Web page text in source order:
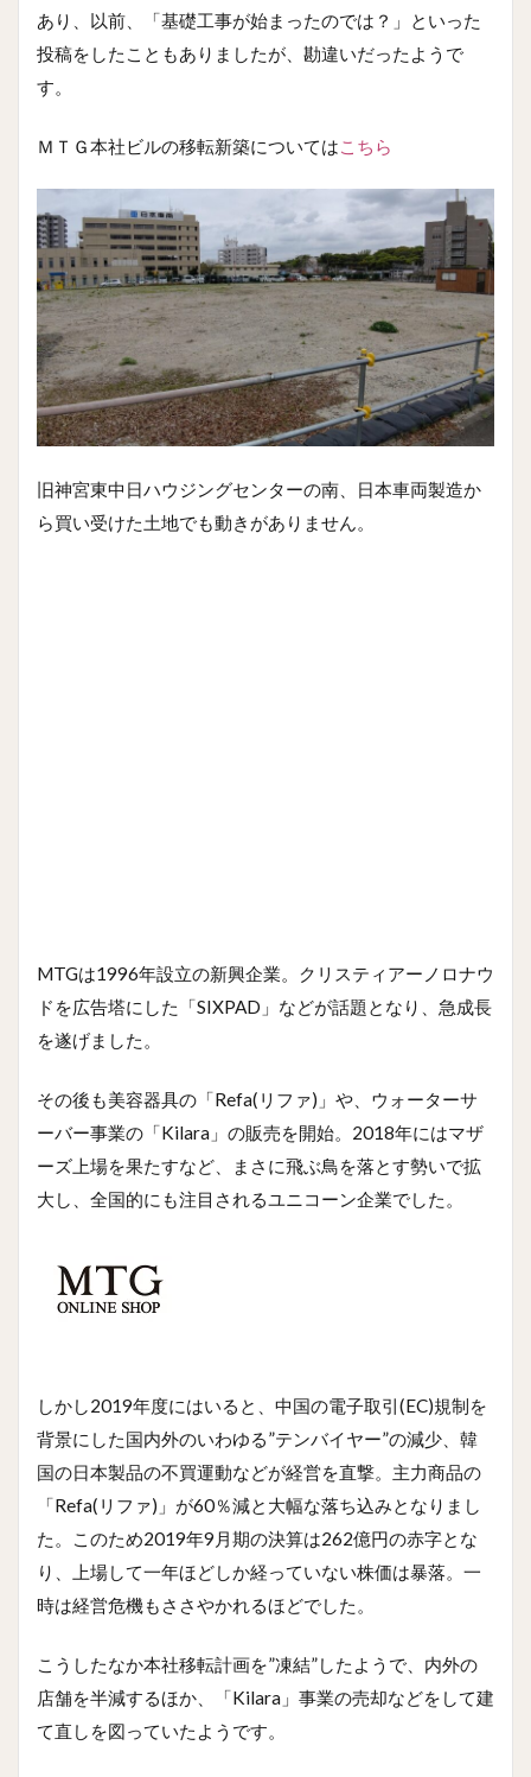
あり、以前、「基礎工事が始まったのでは？」といった
投稿をしたこともありましたが、勘違いだったようで
す。
ＭＴＧ本社ビルの移転新築についてはこちら
旧神宮東中日ハウジングセンターの南、日本車両製造か
ら買い受けた土地でも動きがありません。
MTGは1996年設立の新興企業。クリスティアーノロナウ
ドを広告塔にした「SIXPAD」などが話題となり、急成長
を遂げました。
その後も美容器具の「Refa(リファ)」や、ウォーターサ
ーバー事業の「Kilara」の販売を開始。2018年にはマザ
ーズ上場を果たすなど、まさに飛ぶ鳥を落とす勢いで拡
大し、全国的にも注目されるユニコーン企業でした。
しかし2019年度にはいると、中国の電子取引(EC)規制を
背景にした国内外のいわゆる”テンバイヤー”の減少、韓
国の日本製品の不買運動などが経営を直撃。主力商品の
「Refa(リファ)」が60％減と大幅な落ち込みとなりまし
た。このため2019年9月期の決算は262億円の赤字とな
り、上場して一年ほどしか経っていない株価は暴落。一
時は経営危機もささやかれるほどでした。
こうしたなか本社移転計画を”凍結”したようで、内外の
店舗を半減するほか、「Kilara」事業の売却などをして建
て直しを図っていたようです。